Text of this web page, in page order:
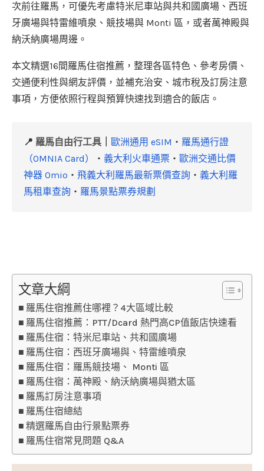
次前往羅馬，可優先考慮特米尼車站與共和國廣場、西班
牙廣場與特雷維噴泉、競技場與 Monti 區，或者萬神殿與
納沃納廣場周邊。
本文精選16間羅馬住宿推薦，整理各區特色、參考房價、
交通便利性與網友評價，並補充治安、城市稅及訂房注意
事項，方便依照行程與預算快速找到適合的飯店。
📍 羅馬自由行工具 歐洲通用 eSIM ・ 羅馬通行證
（OMNIA Card）
・ 義大利火車通票 ・ 歐洲交通比價
神器 Omio ・ 飛義大利羅馬最新票價查詢 ・ 義大利羅
馬租車查詢 ・ 羅馬景點票券規劃
文章大綱
羅馬住宿推薦住哪裡？4大區域比較
羅馬住宿推薦：PTT/Dcard 熱門高CP值飯店快速看
羅馬住宿：特米尼車站、共和國廣場
羅馬住宿：西班牙廣場與、特雷維噴泉
羅馬住宿：羅馬競技場、 Monti 區
羅馬住宿：萬神殿、納沃納廣場與猶太區
羅馬訂房注意事項
羅馬住宿總結
精選羅馬自由行景點票券
羅馬住宿常見問題 Q&A